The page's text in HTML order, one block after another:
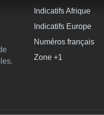
Indicatifs Afrique
Indicatifs Europe
Numéros français
Zone +1